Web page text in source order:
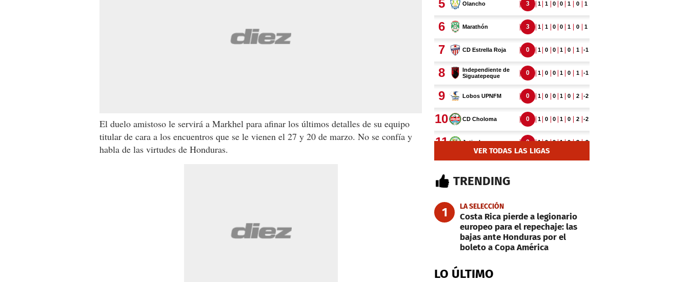
El duelo amistoso le servirá a Markhel para afinar los últimos detalles de su equipo
titular de cara a los encuentros que se le vienen el 27 y 20 de marzo. No se confía y
habla de las virtudes de Honduras.
VER TODAS LAS LIGAS
TRENDING
1 LA SELECCIÓN
Costa Rica pierde a legionario
europeo para el repechaje: las
bajas ante Honduras por el
boleto a Copa América
LO ÚLTIMO